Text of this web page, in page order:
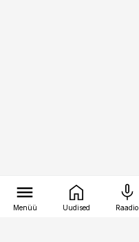
Menüü Uudised Raadio